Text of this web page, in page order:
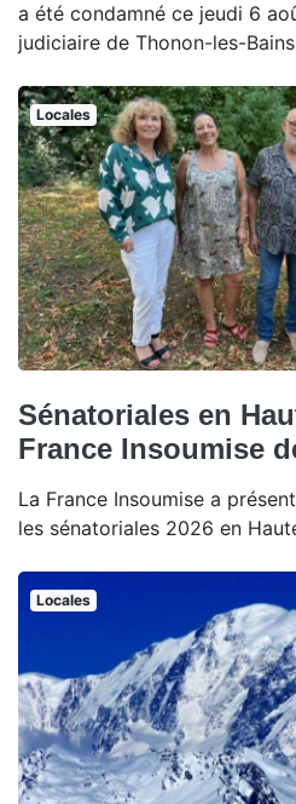
a été condamné ce jeudi 6
judiciaire de Thonon-les-
Locales
Sénatoriales en
France Insoumise
La France Insoumise a
les sénatoriales 2026 en
Locales